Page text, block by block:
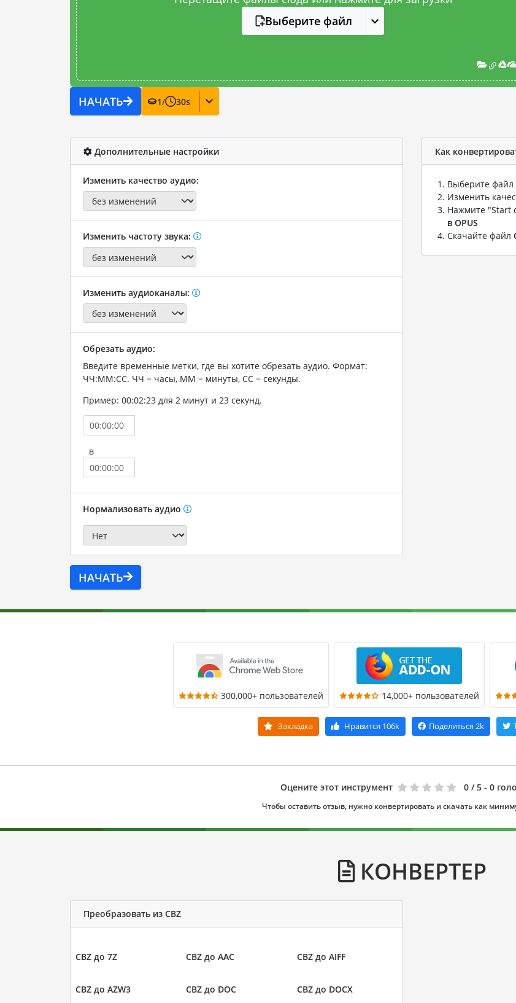
Выберите файл
НАЧАТЬ 1/ 30s
Дополнительные настройки
Изменить качество аудио:
Изменить частоту звука:
Изменить аудиоканалы:
Обрезать аудио:
Введите временные метки, где вы хотите обрезать аудио. Формат:
ЧЧ:ММ:СС. ЧЧ = часы, ММ = минуты, СС = секунды.
Пример: 00:02:23 для 2 минут и 23 секунд.
в
Нормализовать аудио
НАЧАТЬ
Как
Выберите файл
Изменить
Нажмите "Start
в OPUS
Скачайте файл
300,000+ пользователей 14,000+ пользователей
Закладка Нравится 106k Поделиться 2k
Оцените этот инструмент 0 / 5 - 0
Чтобы оставить отзыв, нужно конвертировать и скачать как
КОНВЕРТЕР
Преобразовать из CBZ
CBZ до 7Z CBZ до AAC CBZ до AIFF
CBZ до AZW3 CBZ до DOC CBZ до DOCX